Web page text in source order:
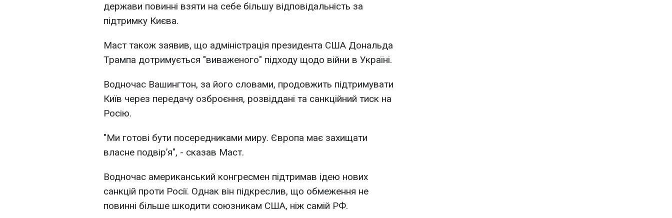
держави повинні взяти на себе більшу відповідальність за
підтримку Києва.
Маст також заявив, що адміністрація президента США Дональда
Трампа дотримується "виваженого" підходу щодо війни в Україні.
Водночас Вашингтон, за його словами, продовжить підтримувати
Київ через передачу озброєння, розвіддані та санкційний тиск на
Росію.
"Ми готові бути посередниками миру. Європа має захищати
власне подвір’я", - сказав Маст.
Водночас американський конгресмен підтримав ідею нових
санкцій проти Росії. Однак він підкреслив, що обмеження не
повинні більше шкодити союзникам США, ніж самій РФ.